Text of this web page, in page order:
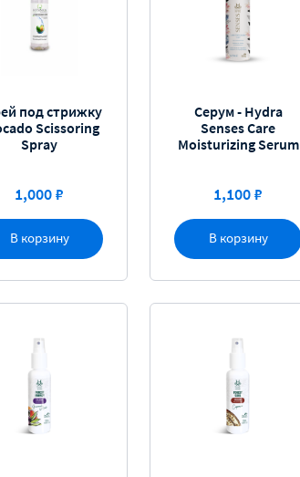
В корзину
под стрижку
Scissoring
Spray
1,000 ₽
В корзину
Серум - Hydra
Senses Care
Moisturizing Serum
1,100 ₽